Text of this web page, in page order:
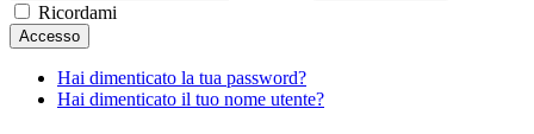
Ricordami
Accesso
Hai dimenticato la tua password?
Hai dimenticato il tuo nome utente?